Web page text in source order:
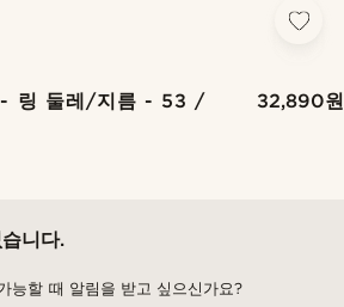
- 링 둘레/지름 - 53 /
32,890원
니다.
능할 때 알림을 받고 싶으신가요?